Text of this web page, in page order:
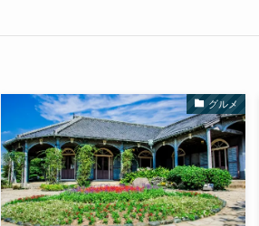
グルメ